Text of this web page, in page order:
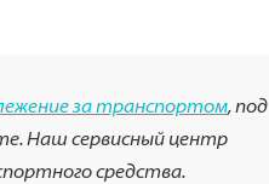
за транспортом, под
Наш сервисный центр
средства.